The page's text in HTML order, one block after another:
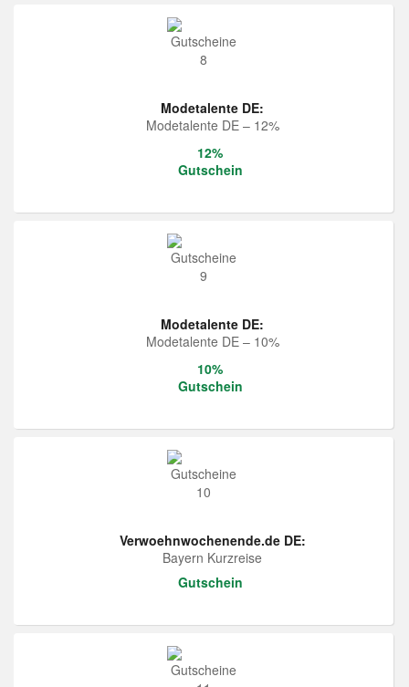
Modetalente DE:
Modetalente DE – 12%
12%
Gutschein
Modetalente DE:
Modetalente DE – 10%
10%
Gutschein
Verwoehnwochenende.de DE:
Bayern Kurzreise
Gutschein